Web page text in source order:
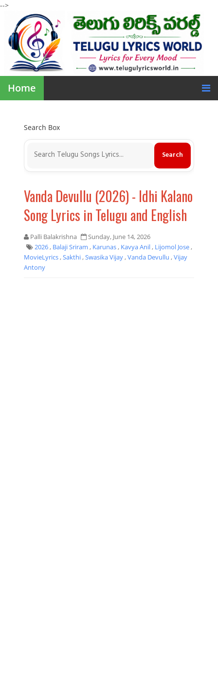
-->
Home
Search Box
Vanda Devullu (2026) - Idhi Kalano
Song Lyrics in Telugu and English
Palli Balakrishna
Sunday, June 14, 2026
2026, Balaji Sriram , Karunas, Kavya Anil, Lijomol Jose,
MovieLyrics,Sakthi,Swasika Vijay,Vanda Devullu ,Vijay
Antony